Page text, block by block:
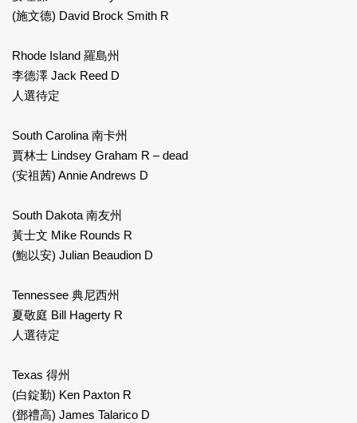
(施文德) David Brock Smith R
Rhode Island 羅島州
李德澤 Jack Reed D
人選待定
South Carolina 南卡州
賈林士 Lindsey Graham R – dead
(安祖茜) Annie Andrews D
South Dakota 南友州
黃士文 Mike Rounds R
(鮑以安) Julian Beaudion D
Tennessee 典尼西州
夏敬庭 Bill Hagerty R
人選待定
Texas 得州
(白錠勤) Ken Paxton R
(鄧禮高) James Talarico D